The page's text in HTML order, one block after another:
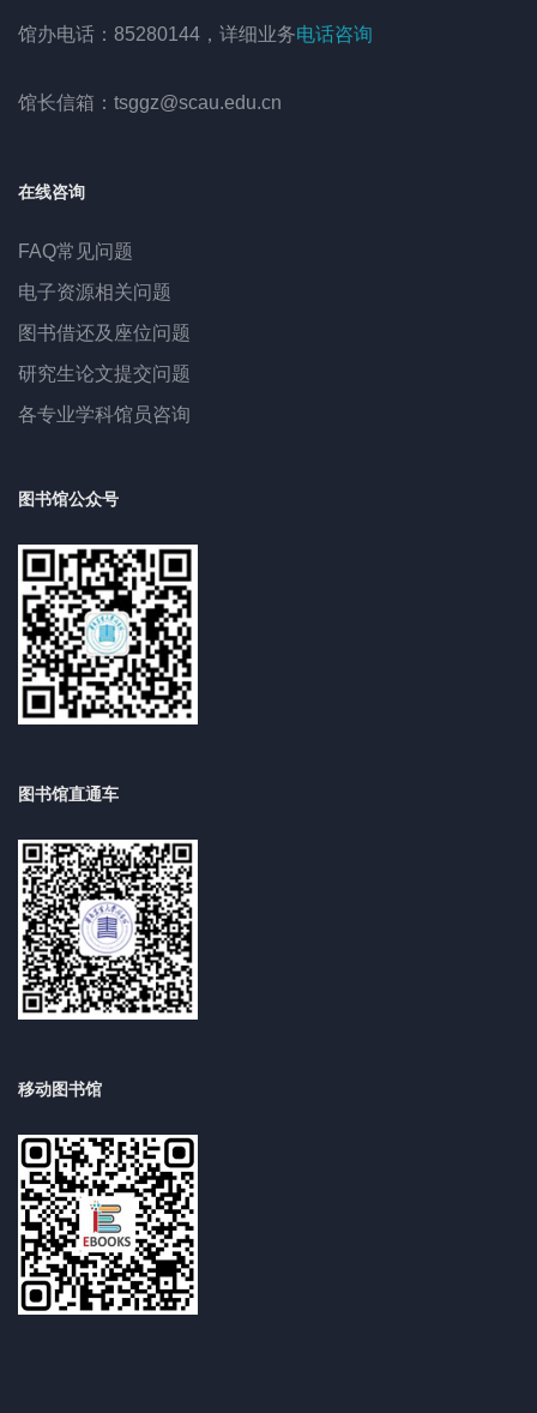
馆办电话：85280144，详细业务电话咨询
馆长信箱：tsggz@scau.edu.cn
在线咨询
FAQ常见问题
电子资源相关问题
图书借还及座位问题
研究生论文提交问题
各专业学科馆员咨询
图书馆公众号
图书馆直通车
移动图书馆